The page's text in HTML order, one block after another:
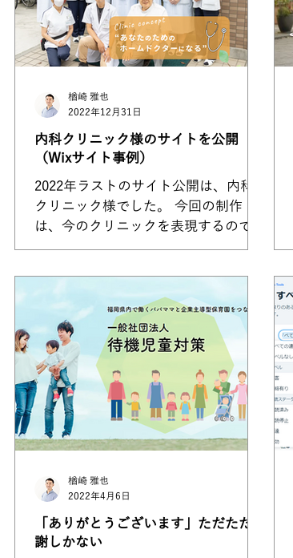
内科クリニック様のサイトを公開
（Wixサイト事例）
2022年ラストのサイト公開は、内科
クリニック様でした。 今回の制作
は、今のクリニックを表現するのでは
なく、来年4月以降にクリニックを大
ラーも全てがまだ存在しないものをカ
タチにする仕事で。...
楢崎 雅也
2022年12月31日
「ありがとうございます」ただただ感
謝しかない
楢崎 雅也
2022年4月6日